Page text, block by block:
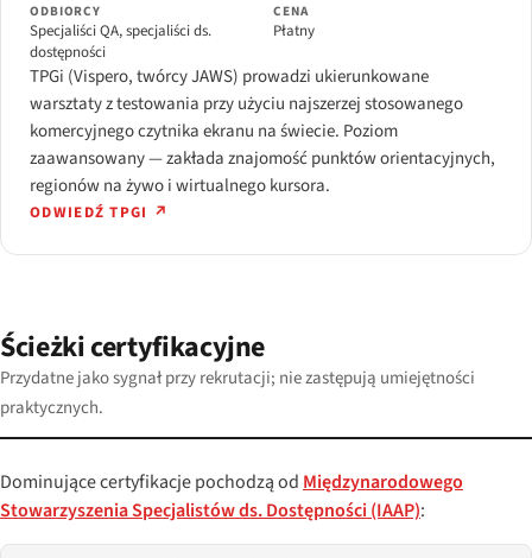
ODBIORCY
Specjaliści QA, specjaliści ds.
dostępności
CENA
Płatny
TPGi (Vispero, twórcy JAWS) prowadzi ukierunkowane
warsztaty z testowania przy użyciu najszerzej stosowanego
komercyjnego czytnika ekranu na świecie. Poziom
zaawansowany — zakłada znajomość punktów orientacyjnych,
regionów na żywo i wirtualnego kursora.
ODWIEDŹ TPGI ↗
Ścieżki certyfikacyjne
Przydatne jako sygnał przy rekrutacji; nie zastępują umiejętności
praktycznych.
Dominujące certyfikacje pochodzą od Międzynarodowego
Stowarzyszenia Specjalistów ds. Dostępności (IAAP):